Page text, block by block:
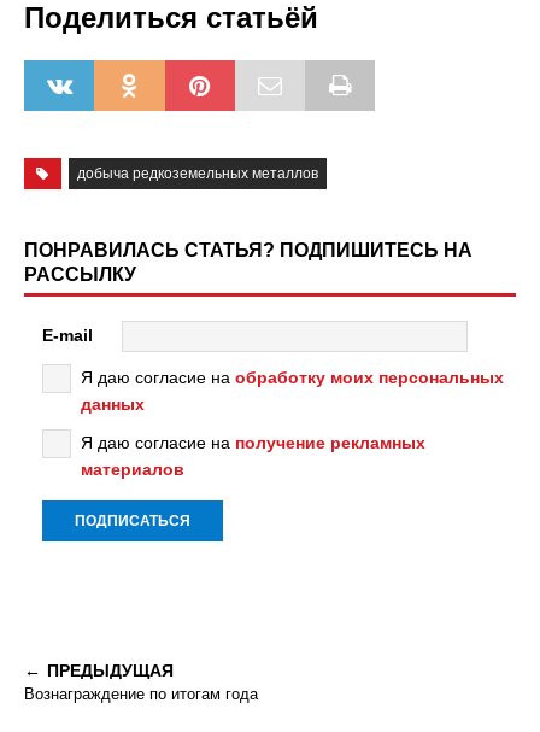
Поделиться статьёй
добыча редкоземельных металлов
ПОНРАВИЛАСЬ СТАТЬЯ? ПОДПИШИТЕСЬ НА
РАССЫЛКУ
E-mail
Я даю согласие на обработку моих персональных
данных
Я даю согласие на получение рекламных
материалов
ПРЕДЫДУЩАЯ
Вознаграждение по итогам года